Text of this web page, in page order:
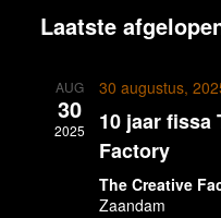
een
Laatste
AUG
30
2025
30 augustus,
10 jaar fissa
Factory
The Creative
Zaandam